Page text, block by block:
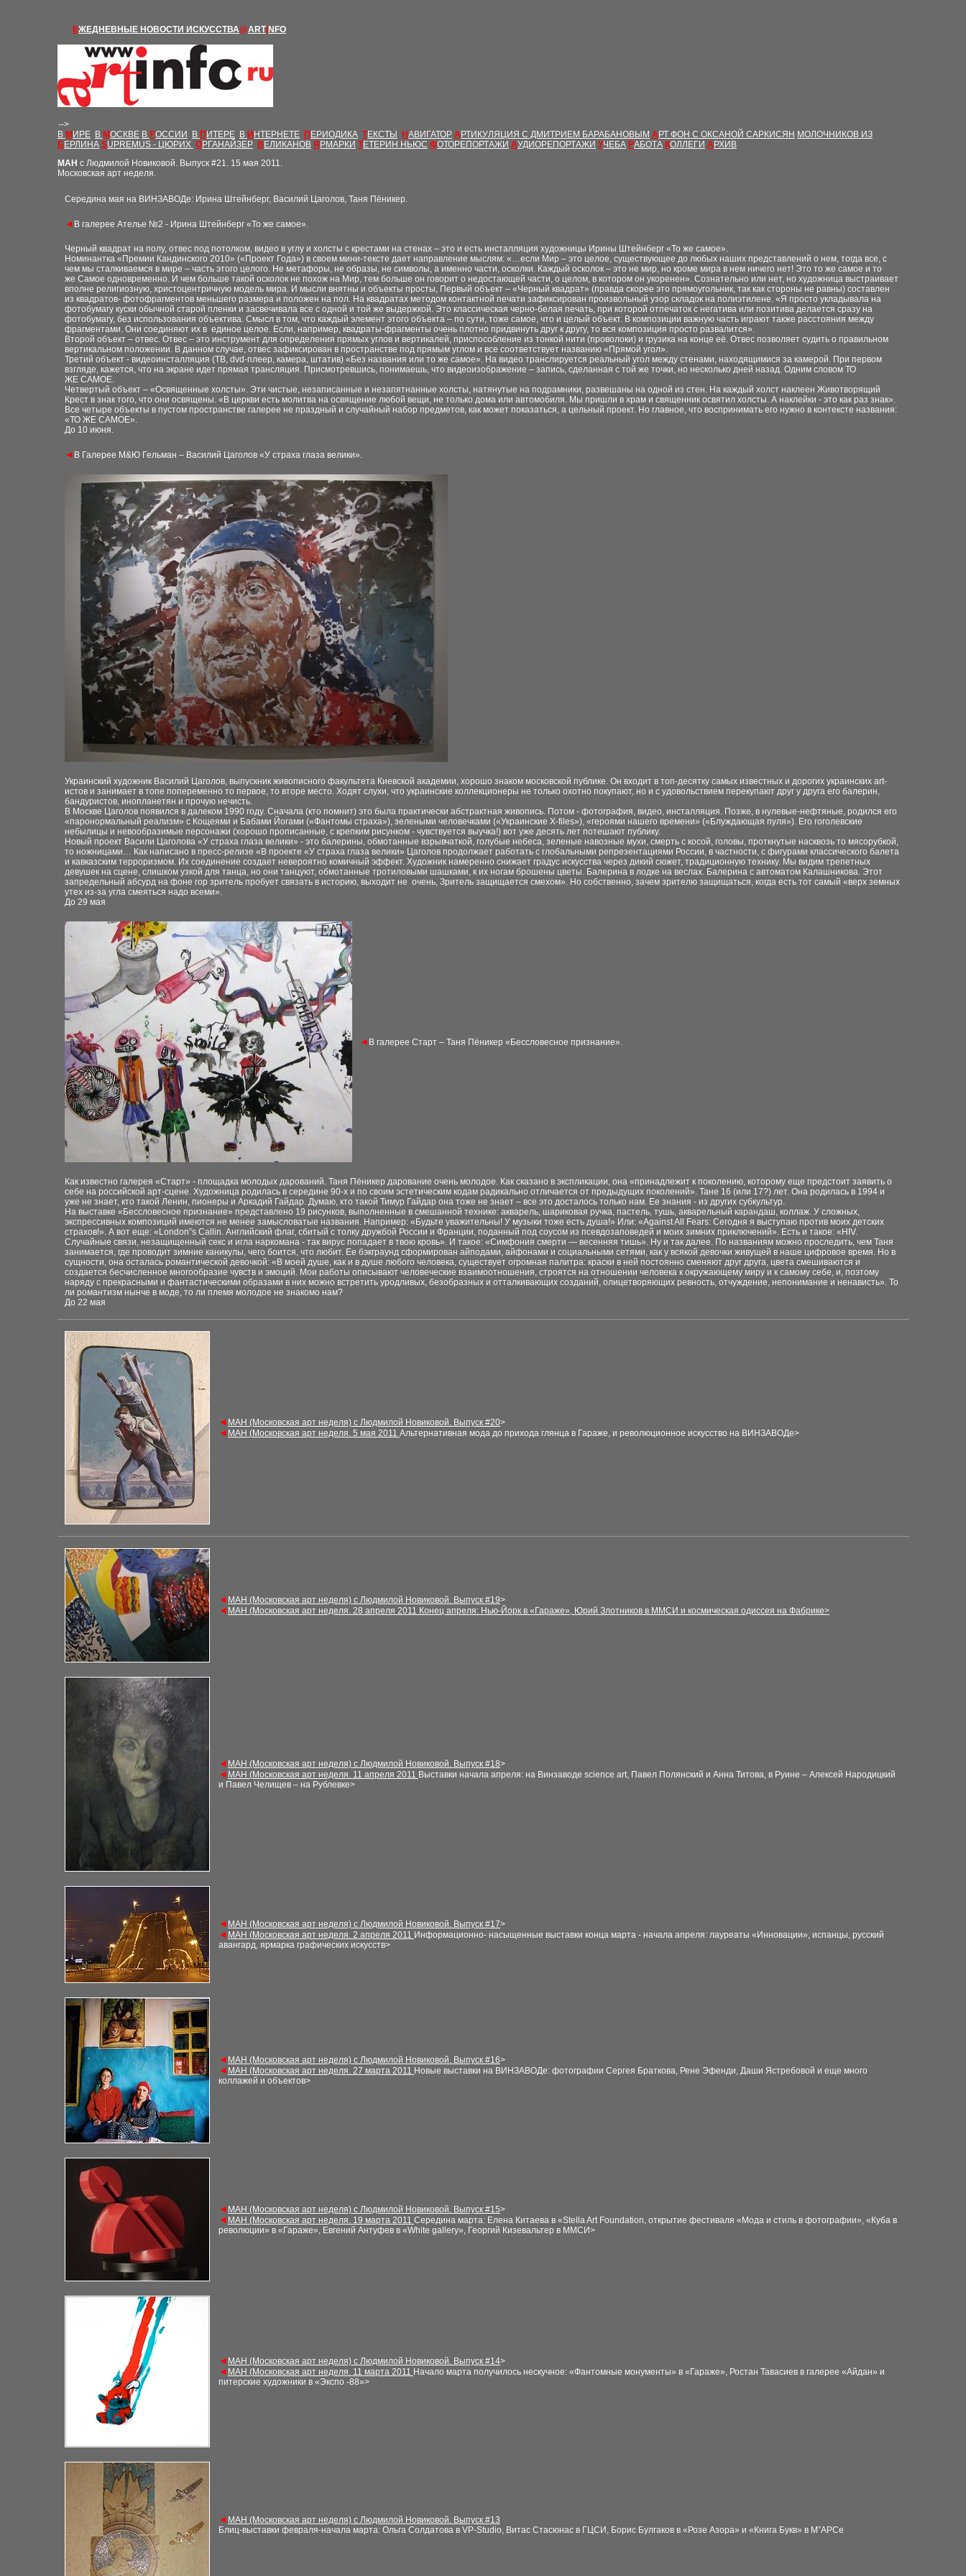
ЕЖЕДНЕВНЫЕ Н ОВОСТИ ИСКУССТВА@ARTI NFO
-->
В М ИРЕ В МОСКВЕ В РОССИИ В П ИТЕРЕ В И НТЕРНЕТЕ П ЕРИОДИКА ТЕКСТЫ Н АВИГАТОР АРТИКУЛЯЦИЯ С ДМИТРИЕМ БАРАБАНОВЫМ АРТ ФОН С ОКСАНОЙ САРКИСЯН МОЛОЧНИКОВ ИЗ
БЕРЛИНА SUPREMUS - ЦЮРИХ ОРГАНАЙЗЕР В ЕЛИКАНОВ Я РМАРКИ ТЕТЕРИН НЬЮС ФОТОРЕПОРТАЖИ АУДИОРЕПОРТАЖИ УЧЕБА РАБОТА КОЛЛЕГИ АРХИВ
МАН с Людмилой Новиковой. Выпуск #21. 15 мая 2011.
Московская арт неделя.
Середина мая на ВИНЗАВОДе: Ирина Штейнберг, Василий Цаголов, Таня Пёникер.
◄ В галерее Ателье №2 - Ирина Штейнберг «То же самое».
Черный квадрат на полу, отвес под потолком, видео в углу и холсты с крестами на стенах – это и есть инсталляция художницы Ирины Штейнберг «То же самое».
Номинантка «Премии Кандинского 2010» («Проект Года») в своем мини-тексте дает направление мыслям: «…если Мир – это целое, существующее до любых наших представлений о нем, тогда все, с
чем мы сталкиваемся в мире – часть этого целого. Не метафоры, не образы, не символы, а именно части, осколки. Каждый осколок – это не мир, но кроме мира в нем ничего нет! Это то же самое и то
же Самое одновременно. И чем больше такой осколок не похож на Мир, тем больше он говорит о недостающей части, о целом, в котором он укоренен». Сознательно или нет, но художница выстраивает
вполне религиозную, христоцентричную модель мира. И мысли внятны и объекты просты, Первый объект – «Черный квадрат» (правда скорее это прямоугольник, так как стороны не равны) составлен
из квадратов- фотофрагментов меньшего размера и положен на пол. На квадратах методом контактной печати зафиксирован произвольный узор складок на полиэтилене. «Я просто укладывала на
фотобумагу куски обычной старой пленки и засвечивала все с одной и той же выдержкой. Это классическая черно-белая печать, при которой отпечаток с негатива или позитива делается сразу на
фотобумагу, без использования объектива. Смысл в том, что каждый элемент этого объекта – по сути, тоже самое, что и целый объект. В композиции важную часть играют также расстояния между
фрагментами. Они соединяют их в единое целое. Если, например, квадраты-фрагменты очень плотно придвинуть друг к другу, то вся композиция просто развалится».
Второй объект – отвес. Отвес – это инструмент для определения прямых углов и вертикалей, приспособление из тонкой нити (проволоки) и грузика на конце её. Отвес позволяет судить о правильном
вертикальном положении. В данном случае, отвес зафиксирован в пространстве под прямым углом и все соответствует названию «Прямой угол».
Третий объект - видеоинсталляция (ТВ, dvd-плеер, камера, штатив) «Без названия или то же самое». На видео транслируется реальный угол между стенами, находящимися за камерой. При первом
взгляде, кажется, что на экране идет прямая трансляция. Присмотревшись, понимаешь, что видеоизображение – запись, сделанная с той же точки, но несколько дней назад. Одним словом ТО
ЖЕ САМОЕ.
Четвертый объект – «Освященные холсты». Эти чистые, незаписанные и незапятнанные холсты, натянутые на подрамники, развешаны на одной из стен. На каждый холст наклеен Животворящий
Крест в знак того, что они освящены. «В церкви есть молитва на освящение любой вещи, не только дома или автомобиля. Мы пришли в храм и священник освятил холсты. А наклейки - это как раз знак».
Все четыре объекты в пустом пространстве галерее не праздный и случайный набор предметов, как может показаться, а цельный проект. Но главное, что воспринимать его нужно в контексте названия:
«ТО ЖЕ САМОЕ».
До 10 июня.
◄ В Галерее М&Ю Гельман – Василий Цаголов «У страха глаза велики».
Украинский художник Василий Цаголов, выпускник живописного факультета Киевской академии, хорошо знаком московской публике. Он входит в топ-десятку самых известных и дорогих украинских art-
истов и занимает в топе попеременно то первое, то вторе место. Ходят слухи, что украинские коллекционеры не только охотно покупают, но и с удовольствием перекупают друг у друга его балерин,
бандуристов, инопланетян и прочую нечисть.
В Москве Цаголов появился в далеком 1990 году. Сначала (кто помнит) это была практически абстрактная живопись. Потом - фотография, видео, инсталляция. Позже, в нулевые-нефтяные, родился его
«паронормальный реализм» с Кощеями и Бабами Йогами («Фантомы страха»), зелеными человечками («Украинские Х-files»), «героями нашего времени» («Блуждающая пуля»). Его гоголевские
небылицы и невообразимые персонажи (хорошо прописанные, с крепким рисунком - чувствуется выучка!) вот уже десять лет потешают публику.
Новый проект Васили Цаголова «У страха глаза велики» - это балерины, обмотанные взрывчаткой, голубые небеса, зеленые навозные мухи, смерть с косой, головы, проткнутые насквозь то мясорубкой,
то ножницами… Как написано в пресс-релизе «В проекте «У страха глаза велики» Цаголов продолжает работать с глобальными репрезентациями России, в частности, с фигурами классического балета
и кавказским терроризмом. Их соединение создает невероятно комичный эффект. Художник намеренно снижает градус искусства через дикий сюжет, традиционную технику. Мы видим трепетных
девушек на сцене, слишком узкой для танца, но они танцуют, обмотанные тротиловыми шашками, к их ногам брошены цветы. Балерина в лодке на веслах. Балерина с автоматом Калашникова. Этот
запредельный абсурд на фоне гор зритель пробует связать в историю, выходит не очень, Зритель защищается смехом». Но собственно, зачем зрителю защищаться, когда есть тот самый «верх земных
утех из-за угла смеяться надо всеми».
До 29 мая
◄ В галерее Старт – Таня Пёникер «Бессловесное признание».
Как известно галерея «Старт» - площадка молодых дарований. Таня Пёникер дарование очень молодое. Как сказано в экспликации, она «принадлежит к поколению, которому еще предстоит заявить о
себе на российской арт-сцене. Художница родилась в середине 90-х и по своим эстетическим кодам радикально отличается от предыдущих поколений». Тане 16 (или 17?) лет. Она родилась в 1994 и
уже не знает, кто такой Ленин, пионеры и Аркадий Гайдар. Думаю, кто такой Тимур Гайдар она тоже не знает – все это досталось только нам. Ее знания - из других субкультур.
На выставке «Бессловесное признание» представлено 19 рисунков, выполненные в смешанной технике: акварель, шариковая ручка, пастель, тушь, акварельный карандаш, коллаж. У сложных,
экспрессивных композиций имеются не менее замысловатые названия. Например: «Будьте уважительны! У музыки тоже есть душа!» Или: «Against All Fears: Сегодня я выступаю против моих детских
страхов!». А вот еще: «London”s Callin. Английский флаг, сбитый с толку дружбой России и Франции, поданный под соусом из псевдозаповедей и моих зимних приключений». Есть и такое: «HIV.
Случайные связи, незащищенный секс и игла наркомана - так вирус попадает в твою кровь». И такое: «Симфония смерти — весенняя тишь». Ну и так далее. По названиям можно проследить, чем Таня
занимается, где проводит зимние каникулы, чего боится, что любит. Ее бэкграунд сформирован айподами, айфонами и социальными сетями, как у всякой девочки живущей в наше цифровое время. Но в
сущности, она осталась романтической девочкой: «В моей душе, как и в душе любого человека, существует огромная палитра: краски в ней постоянно сменяют друг друга, цвета смешиваются и
создается бесчисленное многообразие чувств и эмоций. Мои работы описывают человеческие взаимоотношения, строятся на отношении человека к окружающему миру и к самому себе, и, поэтому
наряду с прекрасными и фантастическими образами в них можно встретить уродливых, безобразных и отталкивающих созданий, олицетворяющих ревность, отчуждение, непонимание и ненависть». То
ли романтизм нынче в моде, то ли племя молодое не знакомо нам?
До 22 мая
◄ МАН (Московская арт неделя) с Людмилой Новиковой. Выпуск #20>
◄ МАН (Московская арт неделя. 5 мая 2011 Альтернативная мода до прихода глянца в Гараже, и революционное искусство на ВИНЗАВОДе>
◄ МАН (Московская арт неделя) с Людмилой Новиковой. Выпуск #19>
◄ МАН (Московская арт неделя. 28 апреля 2011 Конец апреля: Нью-Йорк в «Гараже», Юрий Злотников в ММСИ и космическая одиссея на Фабрике>
◄ МАН (Московская арт неделя) с Людмилой Новиковой. Выпуск #18>
◄ МАН (Московская арт неделя. 11 апреля 2011 Выставки начала апреля: на Винзаводе science art, Павел Полянский и Анна Титова, в Руине – Алексей Народицкий
и Павел Челищев – на Рублевке>
◄ МАН (Московская арт неделя) с Людмилой Новиковой. Выпуск #17>
◄ МАН (Московская арт неделя. 2 апреля 2011 Информационно- насыщенные выставки конца марта - начала апреля: лауреаты «Инновации», испанцы, русский
авангард, ярмарка графических искусств>
◄ МАН (Московская арт неделя) с Людмилой Новиковой. Выпуск #16>
◄ МАН (Московская арт неделя. 27 марта 2011 Новые выставки на ВИНЗАВОДе: фотографии Сергея Браткова, Рене Эфенди, Даши Ястребовой и еще много
коллажей и объектов>
◄ МАН (Московская арт неделя) с Людмилой Новиковой. Выпуск #15>
◄ МАН (Московская арт неделя. 19 марта 2011 Середина марта: Елена Китаева в «Stella Art Foundation, открытие фестиваля «Мода и стиль в фотографии», «Куба в
революции» в «Гараже», Евгений Антуфев в «White gallery», Георгий Кизевальтер в ММСИ>
◄ МАН (Московская арт неделя) с Людмилой Новиковой. Выпуск #14>
◄ МАН (Московская арт неделя. 11 марта 2011 Начало марта получилось нескучное: «Фантомные монументы» в «Гараже», Ростан Тавасиев в галерее «Айдан» и
питерские художники в «Экспо -88»>
◄ МАН (Московская арт неделя) с Людмилой Новиковой. Выпуск #13
Блиц-выставки февраля-начала марта: Ольга Солдатова в VP-Studio, Витас Стасюнас в ГЦСИ, Борис Булгаков в «Розе Азора» и «Книга Букв» в М”АРСе